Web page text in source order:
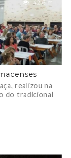
42.6 mil
realizou na
do tradicional